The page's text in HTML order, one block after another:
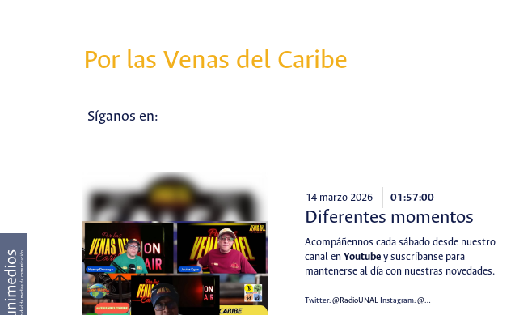
Por las Venas del Caribe
Síganos en:
14 marzo 2026 01:57:00
Diferentes momentos
Acompáñennos cada sábado desde nuestro
canal enYoutube y suscríbanse para
mantenerse al día con nuestras novedades.
Twitter:@RadioUNAL Instagram:@…